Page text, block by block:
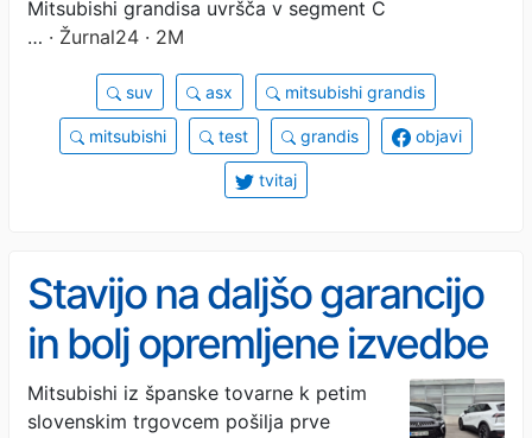
Mitsubishi grandisa uvršča v segment C
… · Žurnal24 · 2M
suv asx mitsubishi grandis
mitsubishi test grandis objavi
tvitaj
Stavijo na daljšo garancijo
in bolj opremljene izvedbe
Mitsubishi iz španske tovarne k petim
slovenskim trgovcem pošilja prve